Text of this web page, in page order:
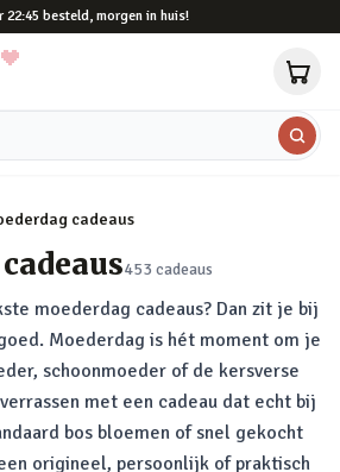
22:45 besteld, morgen in huis!
cadeaus
453 cadeaus
moederdag cadeaus? Dan zit je bij
Moederdag is hét moment om je
schoonmoeder of de kersverse
met een cadeau dat echt bij
bos bloemen of snel gekocht
origineel, persoonlijk of praktisch